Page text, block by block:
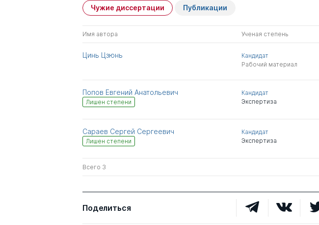
Чужие диссертации Публикации
Имя автора Ученая степень
Цинь Цзюнь
Кандидат
Рабочий материал
Попов Евгений Анатольевич
Лишен степени
Кандидат
Экспертиза
Сараев Сергей Сергеевич
Лишен степени
Кандидат
Экспертиза
Всего 3
Поделиться